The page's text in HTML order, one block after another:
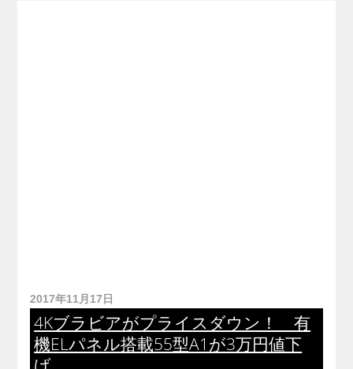
2017年11月17日
4Kブラビアがプライスダウン！ 有
機ELパネル搭載55型A1が3万円値下